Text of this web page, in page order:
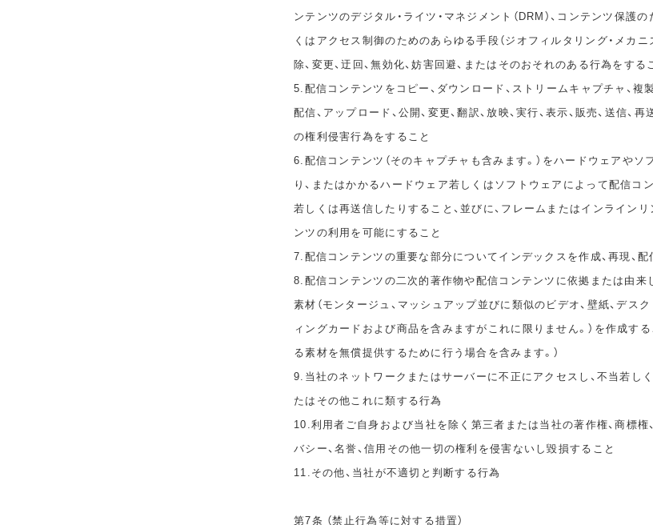
ンテンツのデジタル・ライツ・マネジメント（DRM）、コンテンツ保護
くはアクセス制御のためのあらゆる手段（ジオフィルタリング・メカニ
除、変更、迂回、無効化、妨害回避、またはそのおそれのある行為をする
5.配信コンテンツをコピー、ダウンロード、ストリームキャプチャ、複製
配信、アップロード、公開、変更、翻訳、放映、実行、表示、販売、送信、
の権利侵害行為をすること
6.配信コンテンツ（そのキャプチャも含みます。）をハードウェアやソ
り、またはかかるハードウェア若しくはソフトウェアによって配信コ
若しくは再送信したりすること、並びに、フレームまたはインライン
ンツの利用を可能にすること
7.配信コンテンツの重要な部分についてインデックスを作成、再現、
8.配信コンテンツの二次的著作物や配信コンテンツに依拠または由来
素材（モンタージュ、マッシュアップ並びに類似のビデオ、壁紙、デス
ィングカードおよび商品を含みますがこれに限りません。）を作成す
る素材を無償提供するために行う場合を含みます。）
9.当社のネットワークまたはサーバーに不正にアクセスし、不当若し
たはその他これに類する行為
10.利用者ご自身および当社を除く第三者または当社の著作権、商標権
バシー、名誉、信用その他一切の権利を侵害ないし毀損すること
11.その他、当社が不適切と判断する行為
第7条 （禁止行為等に対する措置）